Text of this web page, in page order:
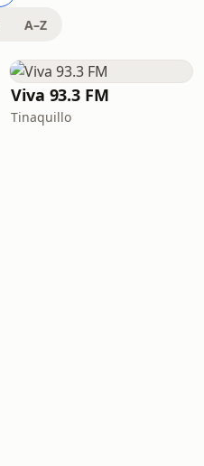
A–Z
Viva 93.3 FM
Tinaquillo